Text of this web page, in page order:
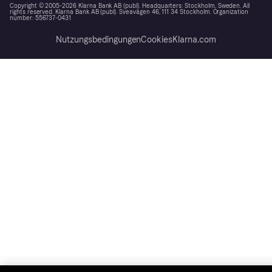
Copyright © 2005-2026 Klarna Bank AB (publ). Headquarters: Stockholm, Sweden. All
rights reserved. Klarna Bank AB (publ). Sveavägen 46, 111 34 Stockholm. Organization
number: 556737-0431
NutzungsbedingungenCookiesKlarna.com